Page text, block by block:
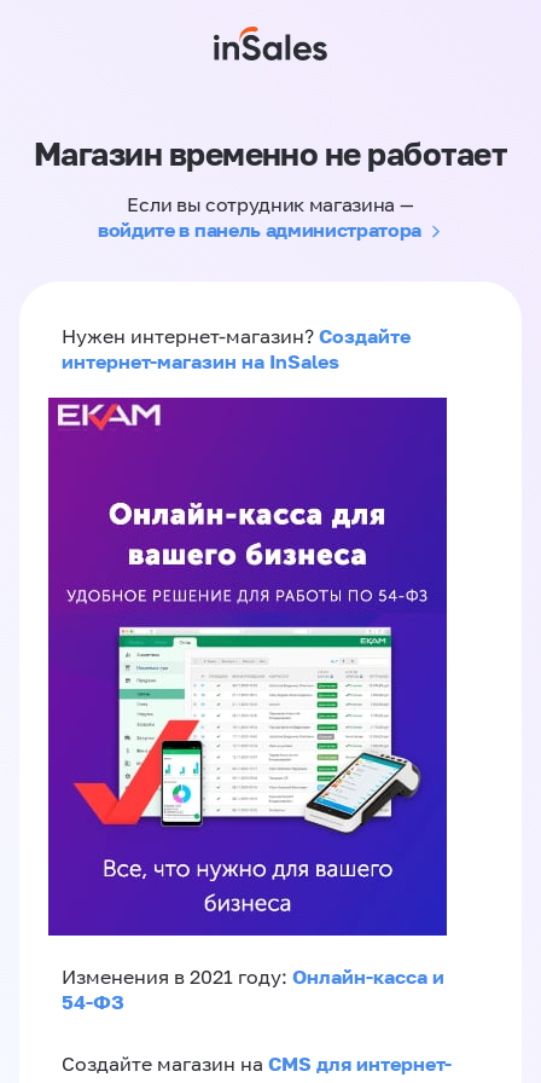
Магазин временно не работает
Если вы сотрудник магазина —
войдите в панель администратора
Нужен интернет-магазин? Создайте
интернет-магазин на InSales
Изменения в 2021 году: Онлайн-касса и
54-ФЗ
Создайте магазин на CMS для интернет-